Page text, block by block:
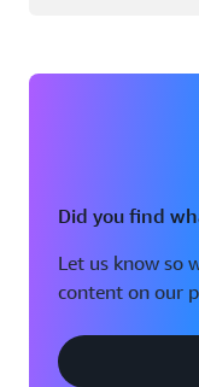
Did you find
Let us know so
content on our